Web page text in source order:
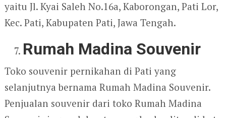
yaitu Jl. Kyai Saleh No.16a, Kaborongan, Pati Lor,
Kec. Pati, Kabupaten Pati, Jawa Tengah.
Rumah Madina Souvenir
Toko souvenir pernikahan di Pati yang
selanjutnya bernama Rumah Madina Souvenir.
Penjualan souvenir dari toko Rumah Madina